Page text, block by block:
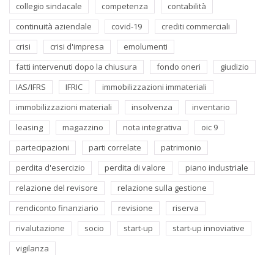
collegio sindacale
competenza
contabilità
continuità aziendale
covid-19
crediti commerciali
crisi
crisi d'impresa
emolumenti
fatti intervenuti dopo la chiusura
fondo oneri
giudizio
IAS/IFRS
IFRIC
immobilizzazioni immateriali
immobilizzazioni materiali
insolvenza
inventario
leasing
magazzino nota integrativa
oic 9
partecipazioni
parti correlate
patrimonio
perdita d'esercizio
perdita di valore
piano industriale
relazione del revisore
relazione sulla gestione
rendiconto finanziario
revisione
riserva
rivalutazione
socio start-up
start-up innoviative
vigilanza